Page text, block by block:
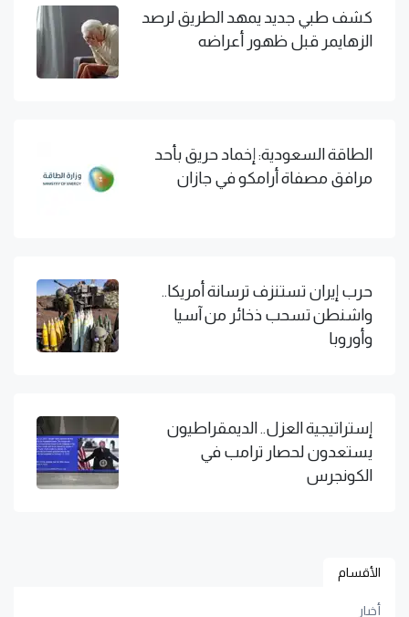
كشف طبي جديد يمهد الطريق لرصد
الزهايمر قبل ظهور أعراضه
الطاقة السعودية: إخماد حريق بأحد
مرافق مصفاة أرامكو في جازان
حرب إيران تستنزف ترسانة أمريكا..
واشنطن تسحب ذخائر من آسيا
وأوروبا
إستراتيجية العزل.. الديمقراطيون
يستعدون لحصار ترامب في
الكونجرس
الأقسام
أخبار